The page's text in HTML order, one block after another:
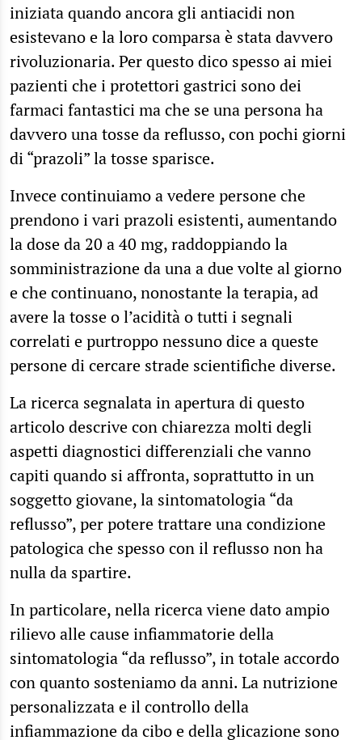
iniziata quando ancora gli antiacidi non
esistevano e la loro comparsa è stata davvero
rivoluzionaria. Per questo dico spesso ai miei
pazienti che i protettori gastrici sono dei
farmaci fantastici ma che se una persona ha
davvero una tosse da reflusso, con pochi giorni
di “prazoli” la tosse sparisce.
Invece continuiamo a vedere persone che
prendono i vari prazoli esistenti, aumentando
la dose da 20 a 40 mg, raddoppiando la
somministrazione da una a due volte al giorno
e che continuano, nonostante la terapia, ad
avere la tosse o l’acidità o tutti i segnali
correlati e purtroppo nessuno dice a queste
persone di cercare strade scientifiche diverse.
La ricerca segnalata in apertura di questo
articolo descrive con chiarezza molti degli
aspetti diagnostici differenziali che vanno
capiti quando si affronta, soprattutto in un
soggetto giovane, la sintomatologia “da
reflusso”, per potere trattare una condizione
patologica che spesso con il reflusso non ha
nulla da spartire.
In particolare, nella ricerca viene dato ampio
rilievo alle cause infiammatorie della
sintomatologia “da reflusso”, in totale accordo
con quanto sosteniamo da anni. La nutrizione
personalizzata e il controllo della
infiammazione da cibo e della glicazione sono